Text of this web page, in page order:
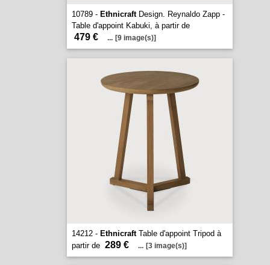
10789 - EthnicraftDesign. Reynaldo Zapp -
Table d'appoint Kabuki, à partir de
479 € ... [9 image(s)]
14212 - EthnicraftTable d'appoint Tripod à
partir de 289 € ... [3 image(s)]